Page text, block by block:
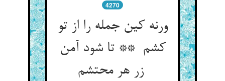
4270
ورنه کین جمله را از تو
کشم ** تا شود آمن